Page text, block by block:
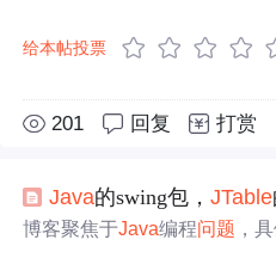
给本帖投票
201 回复 打赏
Java的swing包，JTable
博客聚焦于Java编程问题 ，